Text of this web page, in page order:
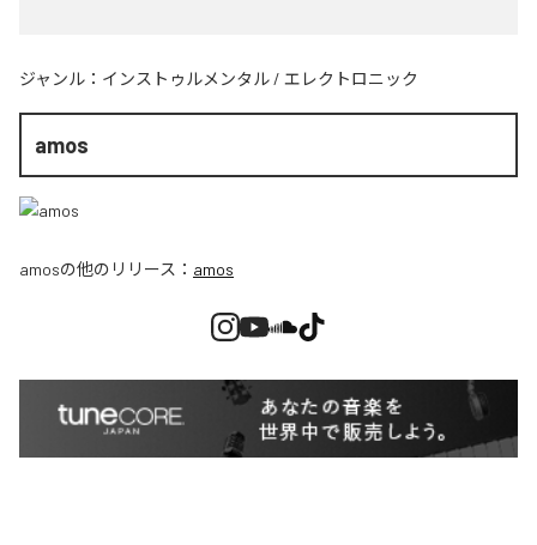
ジャンル： インストゥルメンタル / エレクトロニック
amos
amosの他のリリース： amos